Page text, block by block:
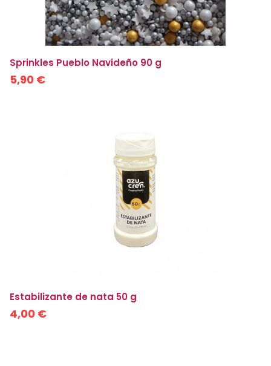
Sprinkles Pueblo Navideño 90 g
5,90 €
Estabilizante de nata 50 g
4,00 €